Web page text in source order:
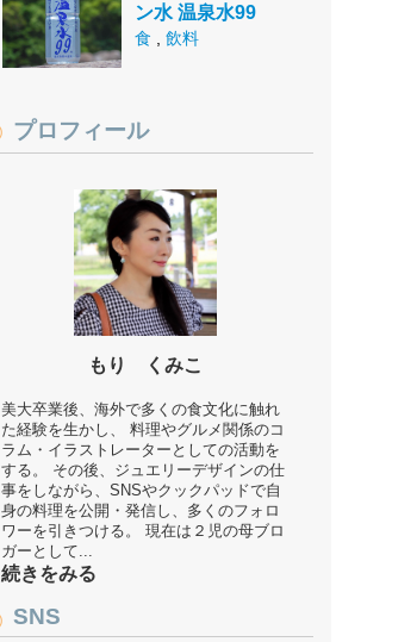
ン水 温泉水99
食 飲料
プロフィール
もり くみこ
美大卒業後、海外で多くの食文化に触れ
た経験を生かし、 料理やグルメ関係のコ
ラム・イラストレーターとしての活動を
する。 その後、ジュエリーデザインの仕
事をしながら、SNSやクックパッドで自
身の料理を公開・発信し、多くのフォロ
ワーを引きつける。 現在は２児の母ブロ
ガーとして...
続きをみる
SNS